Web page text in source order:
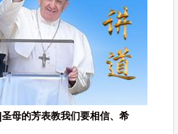
圣母的芳表教我们要相信、希